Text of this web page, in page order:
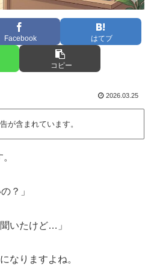
Facebook はてブ
コピー
2026.03.25
が含まれています。
？」
いたけど…」
なりますよね。